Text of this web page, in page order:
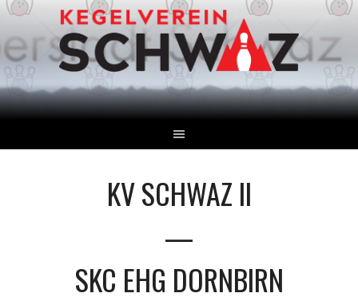
Springe
Inhalt
KV SCHWAZ II
—
SKC EHG DORNBIRN